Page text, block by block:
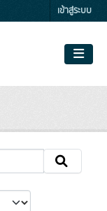
เข้าสู่ระบบ